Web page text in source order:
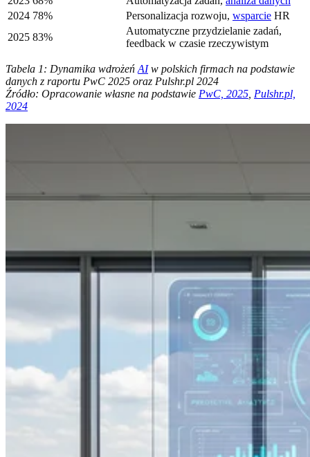
2024 78% Personalizacja rozwoju, wsparcie HR
2025 83%
Automatyczne przydzielanie zadań,
feedback w czasie rzeczywistym
Tabela 1: Dynamika wdrożeń AIw polskich firmach na podstawie
danych z raportu PwC 2025 oraz Pulshr.pl 2024
Źródło: Opracowanie własne na podstawie PwC, 2025 Pulshr.pl,
2024